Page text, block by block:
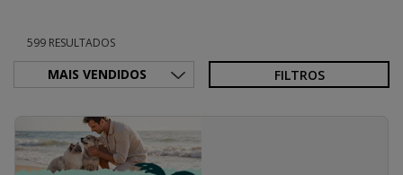
599 RESULTADOS
FILTROS